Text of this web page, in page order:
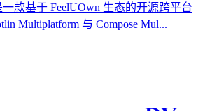
款基于 FeelUOwn 生态的开源跨平台
Multiplatform 与 Compose Mul...